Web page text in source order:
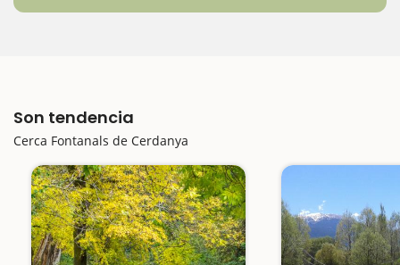
Son tendencia
Cerca Fontanals de Cerdanya